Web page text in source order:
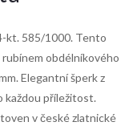
kt. 585/1000. Tento
obdélníkového
Elegantní šperk z
každou příležitost.
v české zlatnické